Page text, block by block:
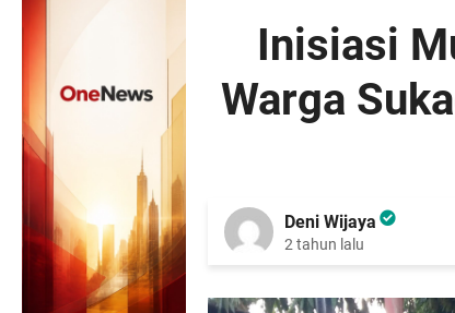
Inisiasi
Warga
Deni Wijaya
2 tahun lalu